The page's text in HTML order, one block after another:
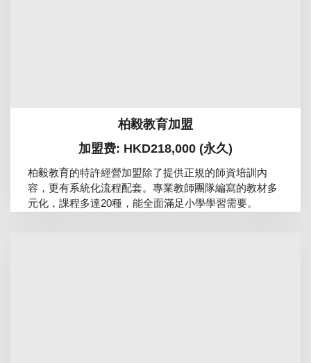
柏毅教育加盟
加盟费: HKD218,000 (永久)
柏毅教育的特許經營加盟除了提供正規的師資培訓內
容，更有系統化流程配套。專業教師團隊編寫的教材多
元化，課程多達20種，能全面滿足小學學習需要。